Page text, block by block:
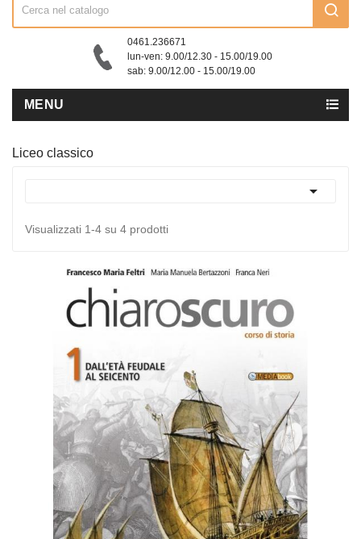
0461.236671
lun-ven: 9.00/12.30 - 15.00/19.00
sab: 9.00/12.00 - 15.00/19.00
MENU
Liceo classico

Visualizzati 1-4 su 4 prodotti